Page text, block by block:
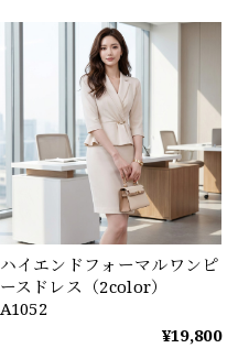
ハイエンドフォーマルワンピ
ースドレス（2color）
A1052
¥19,800